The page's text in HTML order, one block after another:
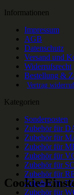
Informationen
Impressum
AGB
Datenschutz
Versand und
Widerrufsrecht
Bestellung &
Vertrag
Kategorien
Sonderposten
Zubehör für
Zubehör für
Zubehör für
Zubehör für
Zubehör für
Zubehör für
Zubehör für
Zubehör für
Cookie-